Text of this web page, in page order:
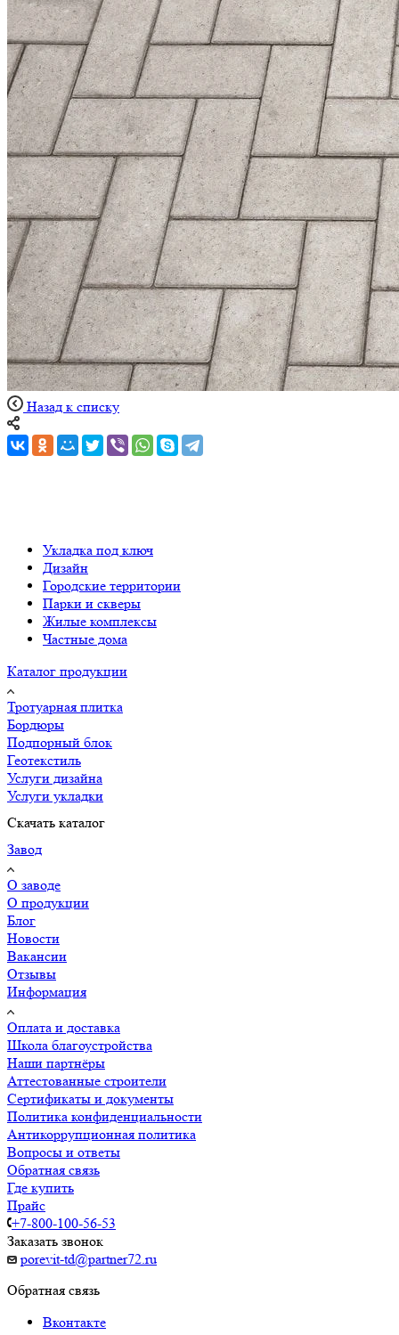
Назад к списку
Укладка под ключ
Дизайн
Городские территории
Парки и скверы
Жилые комплексы
Частные дома
Каталог продукции
Тротуарная плитка
Бордюры
Подпорный блок
Геотекстиль
Услуги дизайна
Услуги укладки
Скачать каталог
Завод
О заводе
О продукции
Блог
Новости
Вакансии
Отзывы
Информация
Оплата и доставка
Школа благоустройства
Наши партнёры
Аттестованные строители
Сертификаты и документы
Политика конфиденциальности
Антикоррупционная политика
Вопросы и ответы
Обратная связь
Где купить
Прайс
+7-800-100-56-53
Заказать звонок
porevit-td@partner72.ru
Обратная связь
Вконтакте